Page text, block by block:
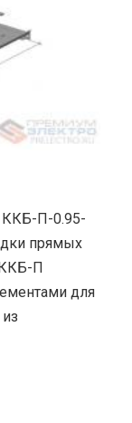
ККБ-П-0.95-
прямых
ККБ-П
для